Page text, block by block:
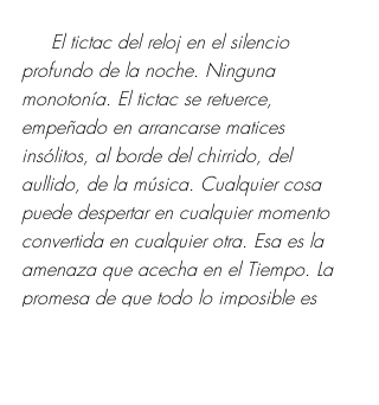
profundo de la noche. Ninguna
monotonía. El tictac se retuerce,
empeñado en arrancarse matices
insólitos, al borde del chirrido, del
aullido, de la música. Cualquier cosa
puede despertar en cualquier momento
convertida en cualquier otra. Esa es la
amenaza que acecha en el Tiempo. La
promesa de que todo lo imposible es